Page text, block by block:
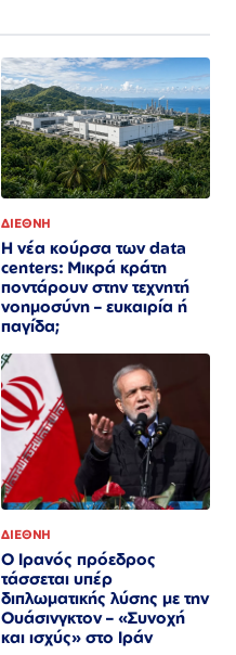
ΔΙΕΘΝΗ
Η νέα κούρσα των data
centers: Μικρά κράτη
ποντάρουν στην τεχνητή
νοημοσύνη – ευκαιρία ή
παγίδα;
ΔΙΕΘΝΗ
Ο Ιρανός πρόεδρος
τάσσεται υπέρ
διπλωματικής λύσης με την
Ουάσινγκτον – «Συνοχή
και ισχύς» στο Ιράν​​​​​​​​​​​​​​​​​​​​​​​​​​​​​​​​​​​​​​​​​​​​​​​​​​